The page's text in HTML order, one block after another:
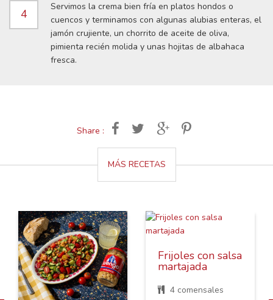
4
Servimos la crema bien fría en platos hondos o
cuencos y terminamos con algunas alubias enteras, el
jamón crujiente, un chorrito de aceite de oliva,
pimienta recién molida y unas hojitas de albahaca
fresca.
Share :
MÁS RECETAS
Frijoles con salsa
martajada
4 comensales